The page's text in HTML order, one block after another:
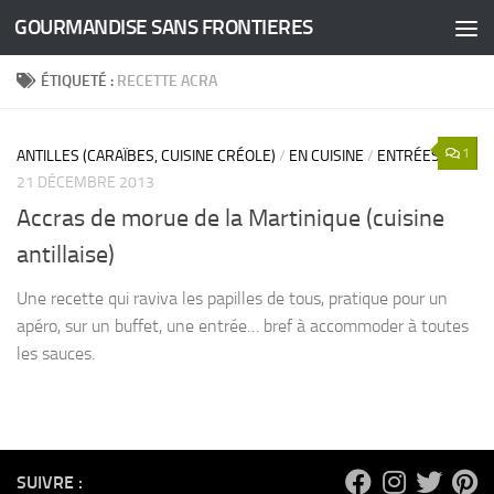
Skip to content
GOURMANDISE SANS FRONTIERES
ÉTIQUETÉ : RECETTE ACRA
1
ANTILLES (CARAÏBES, CUISINE CRÉOLE) / EN CUISINE / ENTRÉES
21 DÉCEMBRE 2013
Accras de morue de la Martinique (cuisine
antillaise)
Une recette qui raviva les papilles de tous, pratique pour un
apéro, sur un buffet, une entrée… bref à accommoder à toutes
les sauces.
SUIVRE :